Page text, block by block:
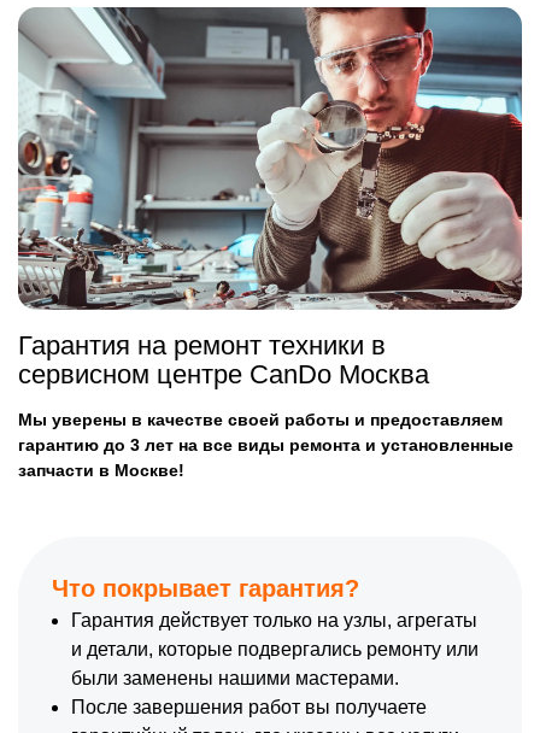
Гарантия на ремонт техники в
сервисном центре CanDo Москва
Мы уверены в качестве своей работы и предоставляем
гарантию до 3 лет на все виды ремонта и установленные
запчасти в Москве!
Что покрывает гарантия?
Гарантия действует только на узлы, агрегаты
и детали, которые подвергались ремонту или
были заменены нашими мастерами.
После завершения работ вы получаете